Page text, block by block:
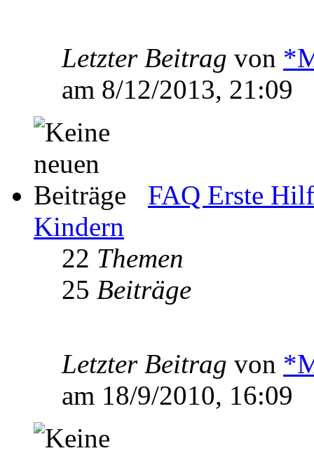
Letzter Beitrag von
am 8/12/2013, 21:09
FAQ Erste
Kindern
22 Themen
25 Beiträge
Letzter Beitrag von
am 18/9/2010, 16:09